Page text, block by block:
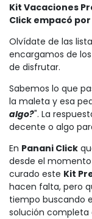
Kit Vacaciones
Click empacó
Olvídate de las
encargamos de
de disfrutar.
Sabemos lo que
la maleta y esa
algo?". La
decente o algo
En Panani Click
desde el
curado este Kit
hacen falta, pero
tiempo buscando
solución completa